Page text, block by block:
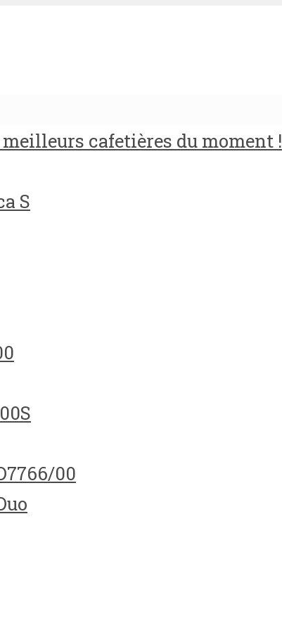
cafetières du moment !
S
00